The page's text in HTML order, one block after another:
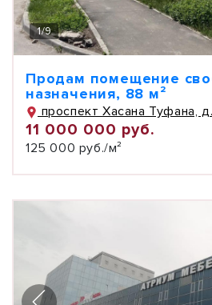
1/9
Продам помещение
назначения, 88 м²
проспект Хасана Туфана,
11 000 000 руб.
125 000 руб./м²